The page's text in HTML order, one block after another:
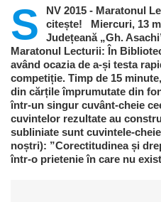
S
NV 2015 - Maratonul
citește! Miercuri, 13
Județeană „Gh.
Maratonul Lecturii: În
având ocazia de a-și testa
competiție. Timp de 15
din cărțile împrumutate din
într-un singur cuvânt-cheie
cuvintelor rezultate au
subliniate sunt cuvintele-
noștri): ”Corectitudinea și
într-o prietenie în care nu